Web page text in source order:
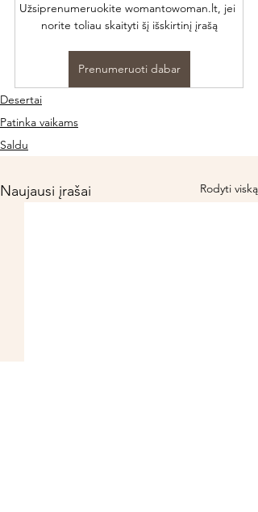
Užsiprenumeruokite womantowoman.lt, jei
norite toliau skaityti šį išskirtinį įrašą
Prenumeruoti dabar
Desertai
Patinka vaikams
Saldu
Naujausi įrašai Rodyti viską